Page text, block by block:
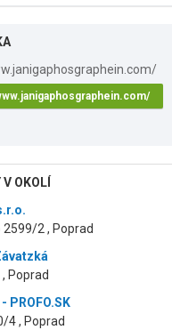
OKOLÍ
2599/2 , Poprad
Poprad
PROFO.SK
4 , Poprad